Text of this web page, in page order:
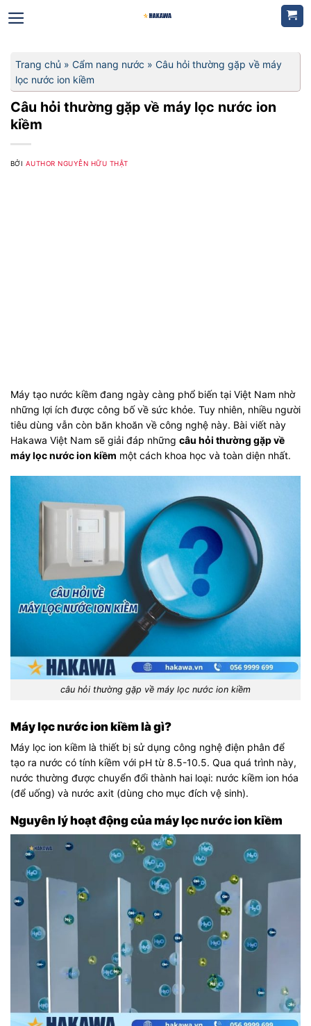
qua
Trang chủ » Cẩm nang nước » Câu hỏi thường gặp về máy
lọc nước ion kiềm
Câu hỏi thường gặp về máy lọc nước ion
kiềm
BỞI AUTHOR NGUYỄN HỮU THẬT
Máy tạo nước kiềm đang ngày càng phổ biến tại Việt Nam nhờ
những lợi ích được công bố về sức khỏe. Tuy nhiên, nhiều người
tiêu dùng vẫn còn băn khoăn về công nghệ này. Bài viết này
Hakawa Việt Nam sẽ giải đáp những câu hỏi thường gặp về
máy lọc nước ion kiềm một cách khoa học và toàn diện nhất.
câu hỏi thường gặp về máy lọc nước ion kiềm
Máy lọc nước ion kiềm là gì?
Máy lọc ion kiềm là thiết bị sử dụng công nghệ điện phân để
tạo ra nước có tính kiềm với pH từ 8.5-10.5. Qua quá trình này,
nước thường được chuyển đổi thành hai loại: nước kiềm ion hóa
(để uống) và nước axit (dùng cho mục đích vệ sinh).
Nguyên lý hoạt động của máy lọc nước ion kiềm